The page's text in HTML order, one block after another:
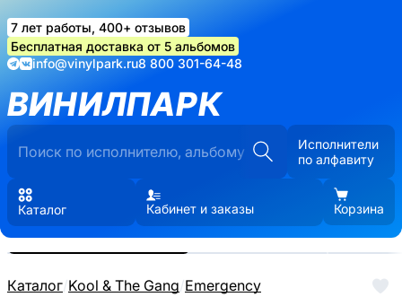
7 лет работы, 400+ отзывов
Бесплатная доставка от 5 альбомов
info@vinylpark.ru8 800 301-64-48
ВИНИЛПАРК
Исполнители
по алфавиту
Каталог Кабинет и заказы Корзина
Каталог/Kool & The Gang/Emergency
Реальные фото пластинки.
Нажмите, чтобы увеличить